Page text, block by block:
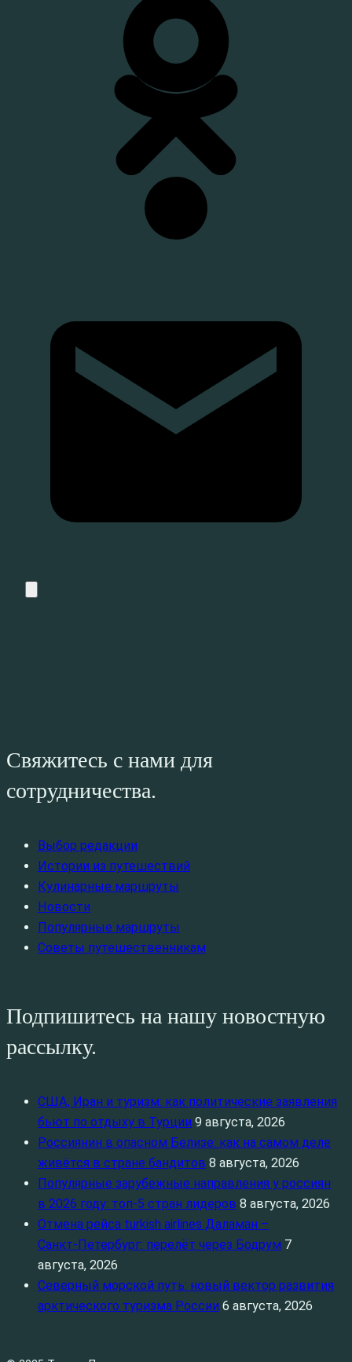
Свяжитесь с нами для
сотрудничества.
Выбор редакции
Истории из путешествий
Кулинарные маршруты
Новости
Популярные маршруты
Советы путешественникам
Подпишитесь на нашу новостную
рассылку.
США, Иран и туризм: как политические заявления
бьют по отдыху в Турции 9 августа, 2026
Россиянин в опасном Белизе: как на самом деле
живётся в стране бандитов 8 августа, 2026
Популярные зарубежные направления у россиян
в 2026 году: топ‑5 стран лидеров 8 августа, 2026
Отмена рейса turkish airlines Даламан –
Санкт‑Петербург: перелёт через Бодрум 7
августа, 2026
Северный морской путь: новый вектор развития
арктического туризма России 6 августа, 2026